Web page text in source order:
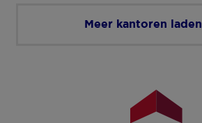
Meer kantoren laden